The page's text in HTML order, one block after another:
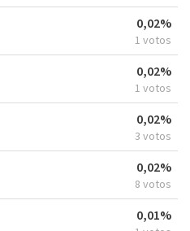
0,02%
1 votos
0,02%
1 votos
0,02%
3 votos
0,02%
8 votos
0,01%